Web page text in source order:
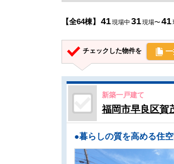
【全64棟】 41現場中 31現場〜41
チェックした物件を
新築一戸建て
福岡市早良区